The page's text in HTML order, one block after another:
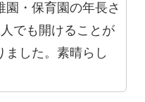
園・保育園の年長さ
でも開けることが
ました。素晴らし